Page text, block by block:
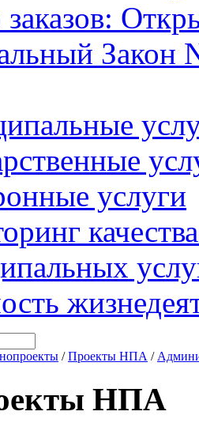
заказов:
Закон
услуги
/Проекты НПА /
НПА